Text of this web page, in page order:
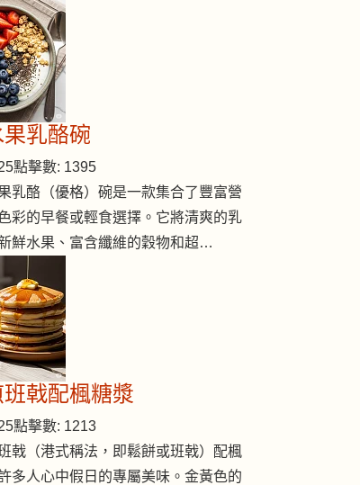
乳酪碗
點擊數: 1395
乳酪（優格）碗是一款集合了豐富營
彩的早餐或輕食選擇。它將清爽的乳
鮮水果、富含纖維的穀物和超…
戟配楓糖漿
點擊數: 1213
戟（港式稱法，即鬆餅或班戟）配楓
多人心中假日的專屬美味。金黃色的